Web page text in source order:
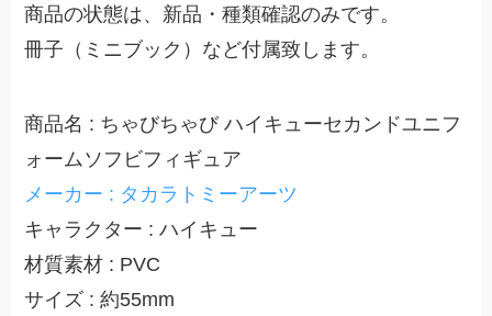
商品の状態は、新品・種類確認のみです。
冊子（ミニブック）など付属致します。
商品名 : ちゃびちゃび ハイキューセカンドユニフ
ォームソフビフィギュア
メーカー : タカラトミーアーツ
キャラクター : ハイキュー
材質素材 : PVC
サイズ : 約55mm